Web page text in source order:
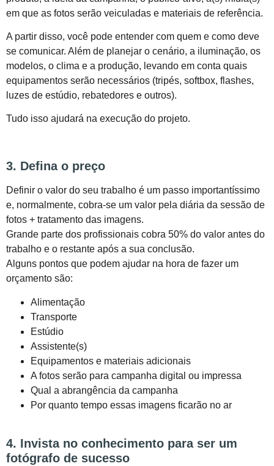
em que as fotos serão veiculadas e materiais de referência.
A partir disso, você pode entender com quem e como deve
se comunicar. Além de planejar o cenário, a iluminação, os
modelos, o clima e a produção, levando em conta quais
equipamentos serão necessários (tripés, softbox, flashes,
luzes de estúdio, rebatedores e outros).
Tudo isso ajudará na execução do projeto.
3. Defina o preço
Definir o valor do seu trabalho é um passo importantíssimo
e, normalmente, cobra-se um valor pela diária da sessão de
fotos + tratamento das imagens.
Grande parte dos profissionais cobra 50% do valor antes do
trabalho e o restante após a sua conclusão.
Alguns pontos que podem ajudar na hora de fazer um
orçamento são:
Alimentação
Transporte
Estúdio
Assistente(s)
Equipamentos e materiais adicionais
A fotos serão para campanha digital ou impressa
Qual a abrangência da campanha
Por quanto tempo essas imagens ficarão no ar
4. Invista no conhecimento para ser um
fotógrafo de sucesso